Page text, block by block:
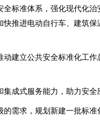
标准体系，强化现代化
推进电动自行车、建筑
建立公共安全标准化工
成式服务能力，助力安全
需求，规划新建一批标